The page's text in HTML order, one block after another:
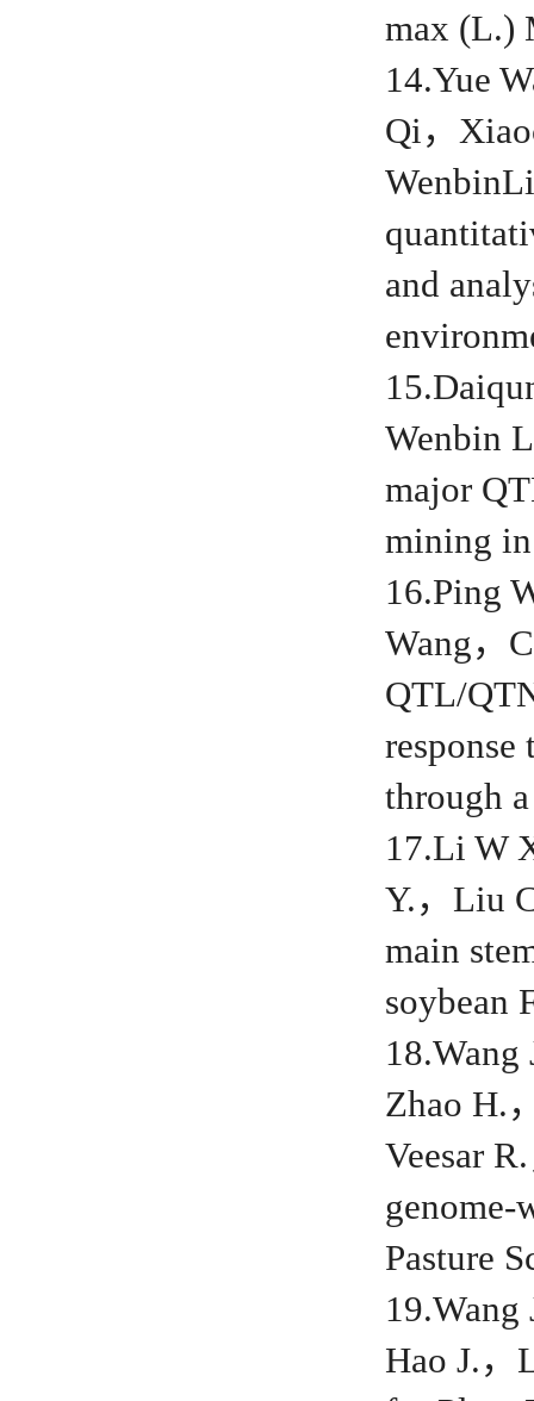
max (L.)
14.Yue
Qi，
and
Wenbin
major
mining
16.Ping
Wang，
QTL/
through
17.Li W
Y.，Liu
main
soybean
Zhao H.
Veesar
genome-
Pasture
Hao J.，